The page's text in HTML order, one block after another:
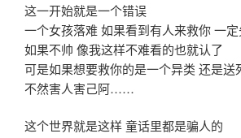
这一开始就是一个错误
一个女孩落难 如果看到有人来救你 一
如果不帅 像我这样不难看的也就认了
可是如果想要救你的是一个异类 还是送
不然害人害己阿……
这个世界就是这样 童话里都是骗人的